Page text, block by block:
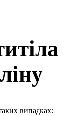
випадках: